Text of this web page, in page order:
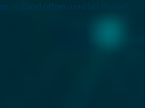
in Excel öffnen und bei Bedarf